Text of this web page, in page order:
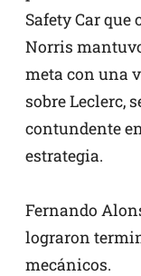
Safety Car que
Norris
meta con una
sobre Leclerc,
contundente
estrategia.
Fernando
lograron
mecánicos.